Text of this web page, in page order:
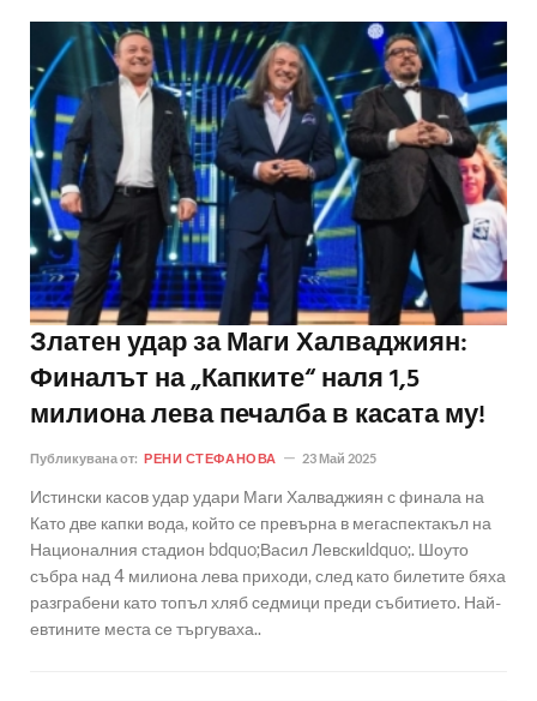
Златен удар за Маги Халваджиян:
Финалът на „Капките“ наля 1,5
милиона лева печалба в касата му!
Публикувана от: РЕНИ СТЕФАНОВА 23 Май 2025
Истински касов удар удари Маги Халваджиян с финала на
Като две капки вода, който се превърна в мегаспектакъл на
Националния стадион bdquo;Васил Левскиldquo;. Шоуто
събра над 4 милиона лева приходи, след като билетите бяха
разграбени като топъл хляб седмици преди събитието. Най-
евтините места се търгуваха..